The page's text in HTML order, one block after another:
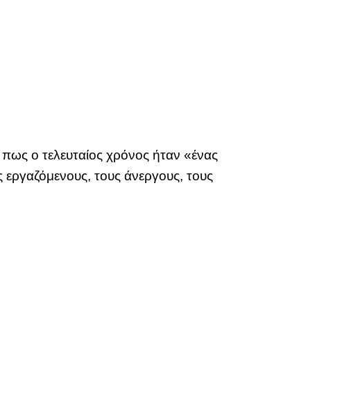
ο τελευταίος χρόνος ήταν «ένας
τους άνεργους, τους